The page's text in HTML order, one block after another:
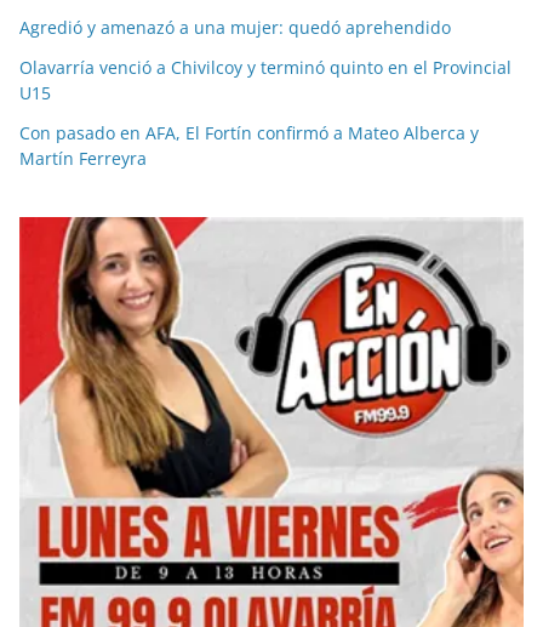
Agredió y amenazó a una mujer: quedó aprehendido
Olavarría venció a Chivilcoy y terminó quinto en el Provincial
U15
Con pasado en AFA, El Fortín confirmó a Mateo Alberca y
Martín Ferreyra